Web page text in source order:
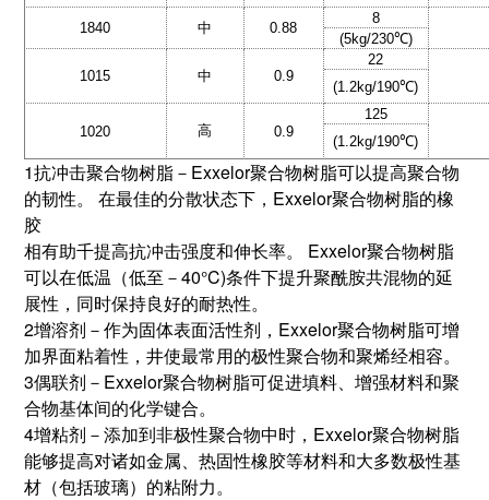
1840 中 0.88
8
(5kg/230℃)
1015 中 0.9
22
(1.2kg/190℃)
1020 高 0.9
125
(1.2kg/190℃)
1抗冲击聚合物树脂－Exxelor聚合物树脂可以提高聚合物
的韧性。 在最佳的分散状态下，Exxelor聚合物树脂的橡
胶
相有助千提高抗冲击强度和伸长率。 Exxelor聚合物树脂
可以在低温（低至－40°C)条件下提升聚酰胺共混物的延
展性，同时保持良好的耐热性。
2增溶剂－作为固体表面活性剂，Exxelor聚合物树脂可增
加界面粘着性，井使最常用的极性聚合物和聚烯经相容。
3偶联剂－Exxelor聚合物树脂可促进填料、增强材料和聚
合物基体间的化学键合。
4增粘剂－添加到非极性聚合物中时，Exxelor聚合物树脂
能够提高对诸如金属、热固性橡胶等材料和大多数极性基
材（包括玻璃）的粘附力。